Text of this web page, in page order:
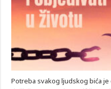
Potreba svakog ljudskog bića